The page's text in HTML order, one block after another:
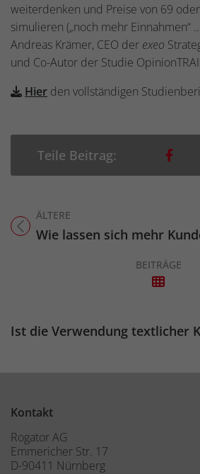
weiterdenken und Preise von 69
simulieren („noch mehr Einnahmen“
Andreas Krämer, CEO der exeo
und Co-Autor der Studie
Hier den vollständigen
Teile Beitrag:
ÄLTERE
Titel für Beitrag
Wie lassen sich mehr Kunden für das
BEITRÄGE
Titel für Beitrag
Ist die Verwendung textlicher Kommentare bei
Kontakt
Rogator AG
Emmericher Str. 17
D-90411 Nürnberg